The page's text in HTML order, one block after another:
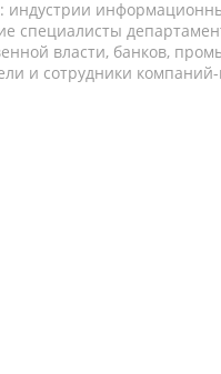
индустрии
специалисты
власти, банков,
и сотрудники